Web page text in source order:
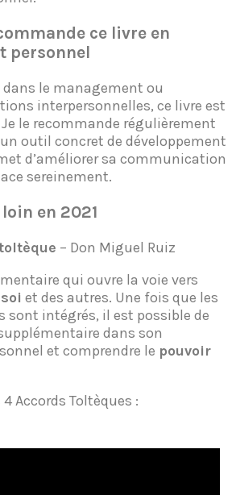
ce livre en
personnel
dans le management ou
interpersonnelles, ce livre est
le recommande régulièrement
outil concret de développement
d’améliorer sa communication
sereinement.
loin en 2021
– Don Miguel Ruiz
qui ouvre la voie vers
et des autres. Une fois que les
sont intégrés, il est possible de
dans son
et comprendre le pouvoir
Accords Toltèques :